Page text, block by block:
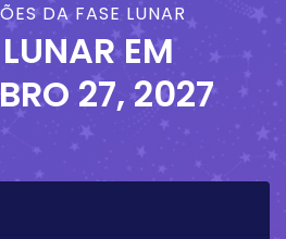
DA FASE LUNAR
EM
27, 2027